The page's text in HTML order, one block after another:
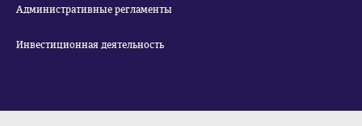
Административные регламенты
Инвестиционная деятельность